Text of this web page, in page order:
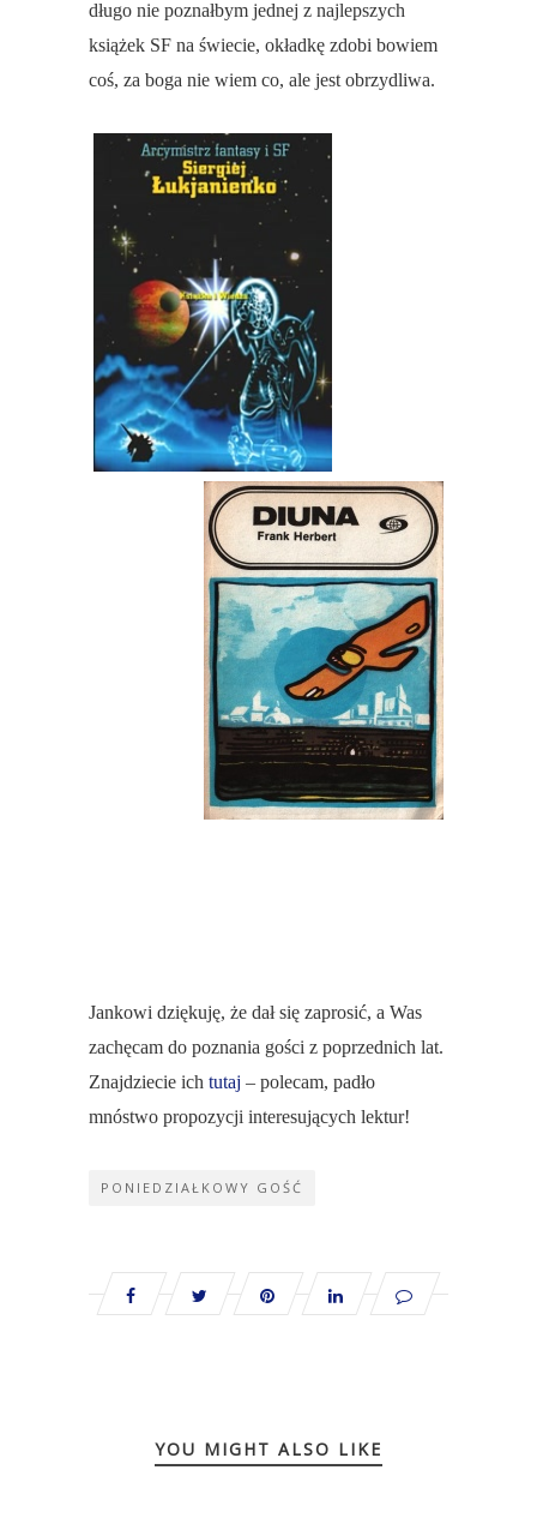
długo nie poznałbym jednej z najlepszych
książek SF na świecie, okładkę zdobi bowiem
coś, za boga nie wiem co, ale jest obrzydliwa.
Jankowi dziękuję, że dał się zaprosić, a Was
zachęcam do poznania gości z poprzednich lat.
Znajdziecie ich tutaj – polecam, padło
mnóstwo propozycji interesujących lektur!
PONIEDZIAŁKOWY GOŚĆ
YOU MIGHT ALSO LIKE